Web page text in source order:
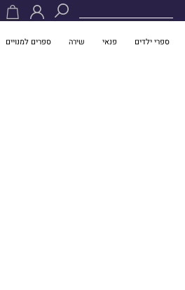
ספרי ילדים פנאי שירה ספרים למנויים